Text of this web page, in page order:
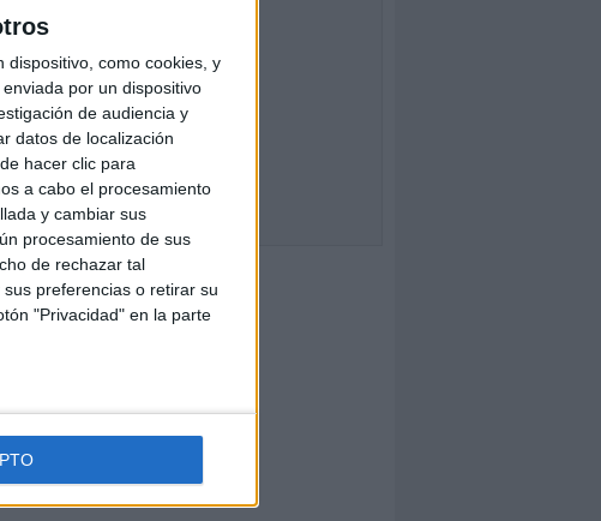
dispositivo, como cookies, y
por un dispositivo
de audiencia y
datos de localización
hacer clic para
a cabo el procesamiento
y cambiar sus
procesamiento de sus
de rechazar tal
preferencias o retirar su
"Privacidad" en la parte